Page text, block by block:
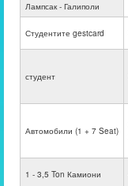
Лампсак - Галиполи
Студентите gestcard
студент
Автомобили (1 + 7 Seat)
1 - 3,5 Ton Камиони